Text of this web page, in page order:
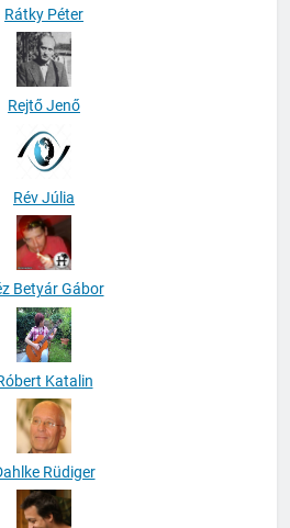
Rátky Péter
Rejtő Jenő
Rév Júlia
Betyár Gábor
Katalin
Rüdiger